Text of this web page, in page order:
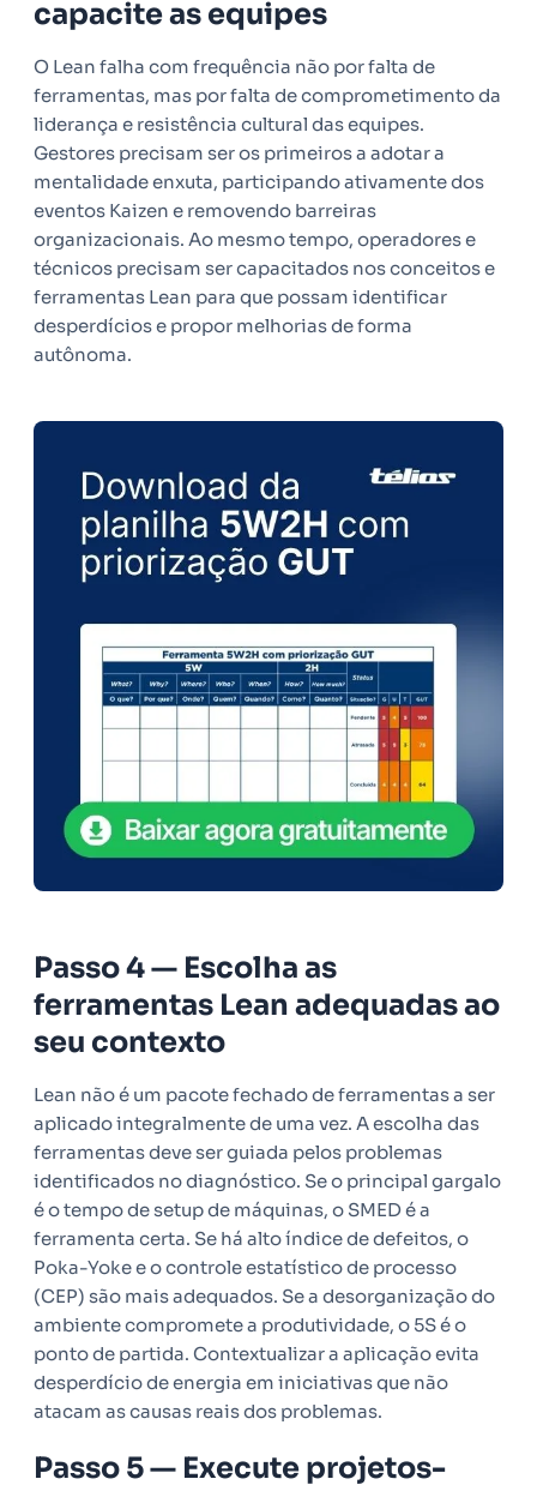
capacite as equipes
O Lean falha com frequência não por falta de
ferramentas, mas por falta de comprometimento da
liderança e resistência cultural das equipes.
Gestores precisam ser os primeiros a adotar a
mentalidade enxuta, participando ativamente dos
eventos Kaizen e removendo barreiras
organizacionais. Ao mesmo tempo, operadores e
técnicos precisam ser capacitados nos conceitos e
ferramentas Lean para que possam identificar
desperdícios e propor melhorias de forma
autônoma.
Passo 4 — Escolha as
ferramentas Lean adequadas ao
seu contexto
Lean não é um pacote fechado de ferramentas a ser
aplicado integralmente de uma vez. A escolha das
ferramentas deve ser guiada pelos problemas
identificados no diagnóstico. Se o principal gargalo
é o tempo de setup de máquinas, o SMED é a
ferramenta certa. Se há alto índice de defeitos, o
Poka-Yoke e o controle estatístico de processo
(CEP) são mais adequados. Se a desorganização do
ambiente compromete a produtividade, o 5S é o
ponto de partida. Contextualizar a aplicação evita
desperdício de energia em iniciativas que não
atacam as causas reais dos problemas.
Passo 5 — Execute projetos-